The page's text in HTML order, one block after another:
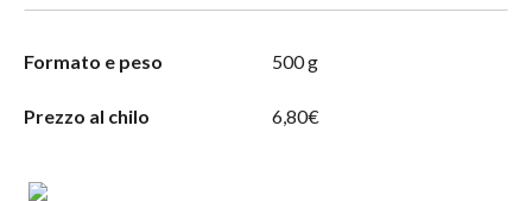
Formato e peso 500 g
Prezzo al chilo 6,80€